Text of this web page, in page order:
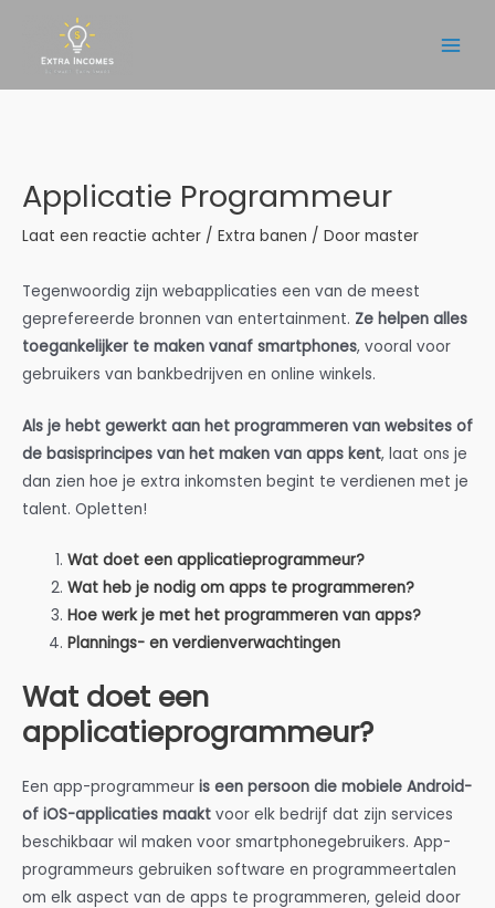
inhoud
Applicatie Programmeur
Laat een reactie achter / Extra banen / Door master
Tegenwoordig zijn webapplicaties een van de meest
geprefereerde bronnen van entertainment. Ze helpen alles
toegankelijker te maken vanaf smartphones, vooral voor
gebruikers van bankbedrijven en online winkels.
Als je hebt gewerkt aan het programmeren van websites of
de basisprincipes van het maken van apps kent, laat ons je
dan zien hoe je extra inkomsten begint te verdienen met je
talent. Opletten!
Wat doet een applicatieprogrammeur?
Wat heb je nodig om apps te programmeren?
Hoe werk je met het programmeren van apps?
Plannings- en verdienverwachtingen
Wat doet een
applicatieprogrammeur?
Een app-programmeur is een persoon die mobiele Android-
of iOS-applicaties maakt voor elk bedrijf dat zijn services
beschikbaar wil maken voor smartphonegebruikers. App-
programmeurs gebruiken software en programmeertalen
om elk aspect van de apps te programmeren, geleid door